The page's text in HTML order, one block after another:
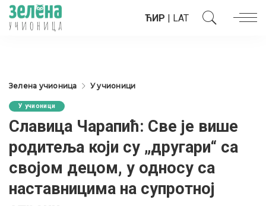
ЋИР | LAT
Зелена учионица У учионици
У учионици
Славица Чарапић: Све је више
родитеља који су „другари“ са
својом децом, у односу са
наставницима на супротној